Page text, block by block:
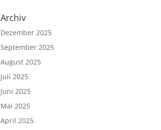
Archiv
Dezember 2025
September 2025
August 2025
Juli 2025
Juni 2025
Mai 2025
April 2025